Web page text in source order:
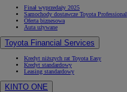
Finał wyprzedaży 2025
Samochody dostawcze Toyota Professional
Oferta biznesowa
Auta używane
Toyota Financial Services
Kredyt niższych rat Toyota Easy
Kredyt standardowy
Leasing standardowy
KINTO ONE